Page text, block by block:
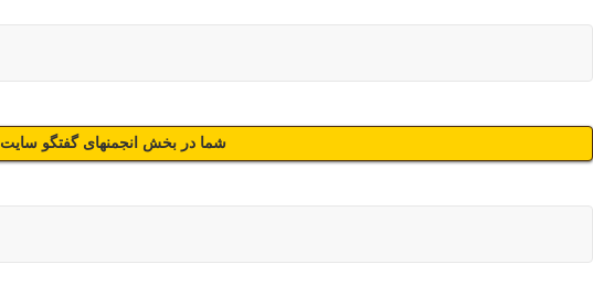
شما در بخش انجمنهای گفتگو سایت